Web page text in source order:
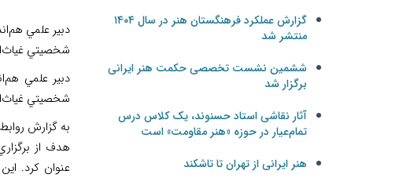
دبير علمي
شخصيتي
دبير علمي
شخصيتي
به گزارش
هدف از
عنوان كرد.
گزارش عملکرد فرهنگستان هنر در سال ۱۴۰۴
منتشر شد
ششمین نشست تخصصی حکمت هنر ایرانی
برگزار شد
آثار نقاشی استاد حسنوند، یک کلاس درس
تمام‌عیار در حوزه «هنر مقاومت» است
هنر ایرانی از تهران تا تاشکند